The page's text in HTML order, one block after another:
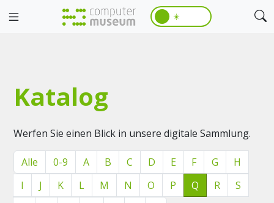
☀️
Katalog
Werfen Sie einen Blick in unsere digitale Sammlung.
Alle 0-9 A B C D E F G
H
I
J K L M N O P Q R
S